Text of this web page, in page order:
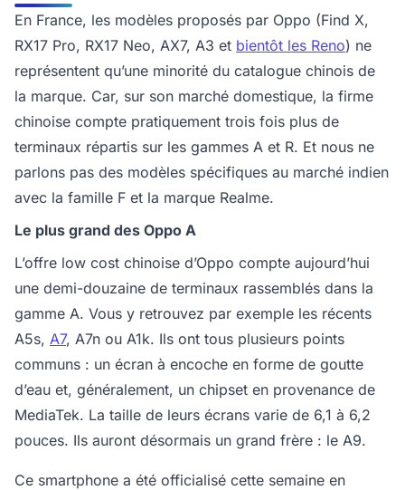
En France, les modèles proposés par Oppo (Find X,
RX17 Pro, RX17 Neo, AX7, A3 et bientôt les Reno) ne
représentent qu’une minorité du catalogue chinois de
la marque. Car, sur son marché domestique, la firme
chinoise compte pratiquement trois fois plus de
terminaux répartis sur les gammes A et R. Et nous ne
parlons pas des modèles spécifiques au marché indien
avec la famille F et la marque Realme.
Le plus grand des Oppo A
L’offre low cost chinoise d’Oppo compte aujourd’hui
une demi-douzaine de terminaux rassemblés dans la
gamme A. Vous y retrouvez par exemple les récents
A5s, A7, A7n ou A1k. Ils ont tous plusieurs points
communs : un écran à encoche en forme de goutte
d’eau et, généralement, un chipset en provenance de
MediaTek. La taille de leurs écrans varie de 6,1 à 6,2
pouces. Ils auront désormais un grand frère : le A9.
Ce smartphone a été officialisé cette semaine en